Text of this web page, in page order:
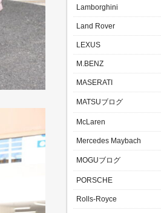
Lamborghini
Land Rover
LEXUS
M.BENZ
MASERATI
MATSUブログ
McLaren
Mercedes Maybach
MOGUブログ
PORSCHE
Rolls-Royce